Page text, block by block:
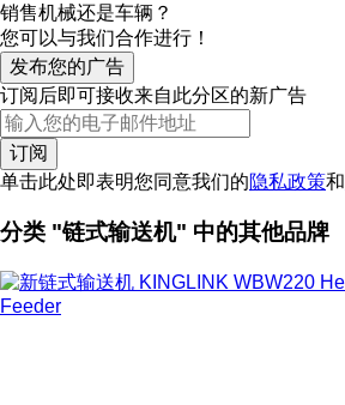
销售机械还是车辆？
您可以与我们合作进行！
发布您的广告
订阅后即可接收来自此分区的新广告
订阅
单击此处即表明您同意我们的隐私政策和
分类 "链式输送机" 中的其他品牌